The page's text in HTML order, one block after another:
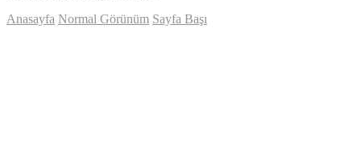
Anasayfa Normal Görünüm Sayfa Başı